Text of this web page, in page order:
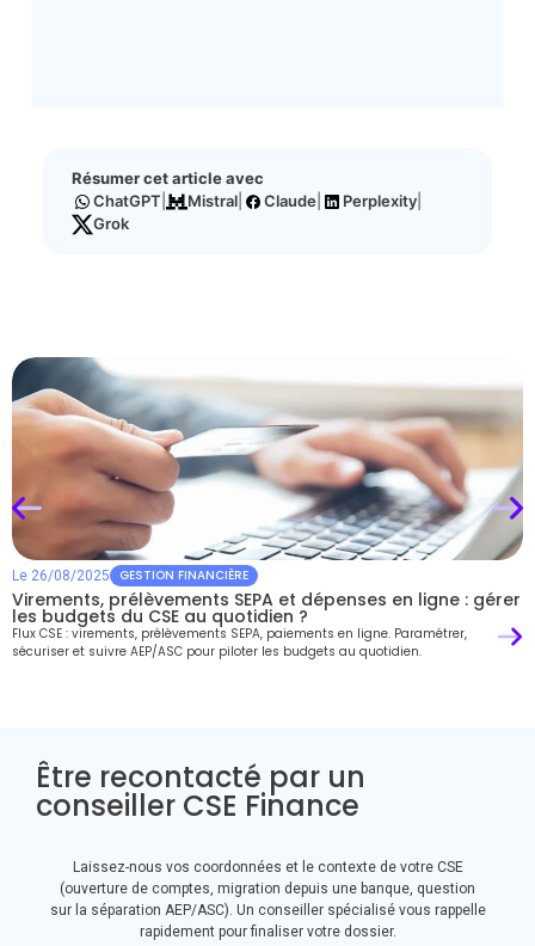
Résumer cet article avec
ChatGPT
Mistral Claude Perplexity
Grok
Le 26/08/2025 GESTION FINANCIÈRE
Virements, prélèvements SEPA et dépenses en ligne : gérer
les budgets du CSE au quotidien ?
Flux CSE : virements, prélèvements SEPA, paiements en ligne. Paramétrer,
sécuriser et suivre AEP/ASC pour piloter les budgets au quotidien.
Être recontacté par un
conseiller CSE Finance
Laissez-nous vos coordonnées et le contexte de votre CSE
(ouverture de comptes, migration depuis une banque, question
sur la séparation AEP/ASC). Un conseiller spécialisé vous rappelle
rapidement pour finaliser votre dossier.